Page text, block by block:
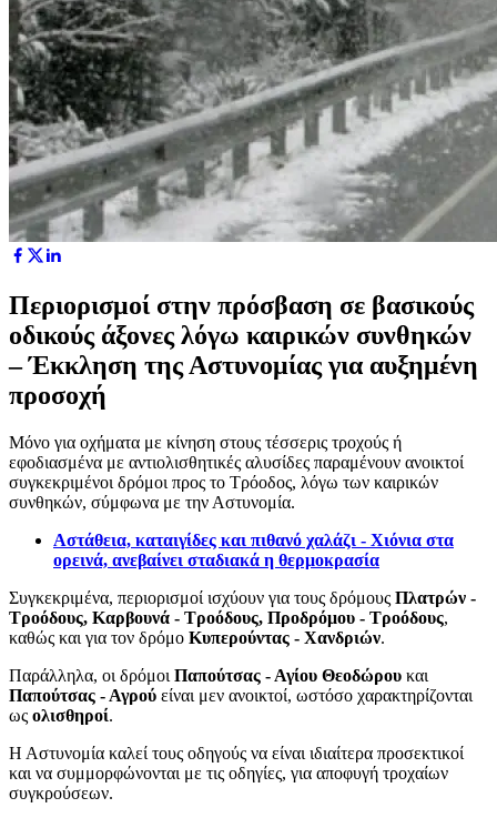
Περιορισμοί στην πρόσβαση σε βασικούς
οδικούς άξονες λόγω καιρικών συνθηκών
– Έκκληση της Αστυνομίας για αυξημένη
προσοχή
Μόνο για οχήματα με κίνηση στους τέσσερις τροχούς ή
εφοδιασμένα με αντιολισθητικές αλυσίδες παραμένουν ανοικτοί
συγκεκριμένοι δρόμοι προς το Τρόοδος, λόγω των καιρικών
συνθηκών, σύμφωνα με την Αστυνομία.
Αστάθεια, καταιγίδες και πιθανό χαλάζι - Χιόνια στα
ορεινά, ανεβαίνει σταδιακά η θερμοκρασία
Συγκεκριμένα, περιορισμοί ισχύουν για τους δρόμους Πλατρών -
Τροόδους, Καρβουνά - Τροόδους, Προδρόμου - Τροόδους,
καθώς και για τον δρόμο Κυπερούντας - Χανδριών.
Παράλληλα, οι δρόμοι Παπούτσας - Αγίου Θεοδώρου και
Παπούτσας - Αγρού είναι μεν ανοικτοί, ωστόσο χαρακτηρίζονται
ως ολισθηροί.
Η Αστυνομία καλεί τους οδηγούς να είναι ιδιαίτερα προσεκτικοί
και να συμμορφώνονται με τις οδηγίες, για αποφυγή τροχαίων
συγκρούσεων.